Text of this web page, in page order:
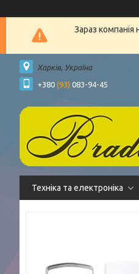
Зараз
Харків, Україна
+380 (93) 083-94-45
Техніка та електроніка